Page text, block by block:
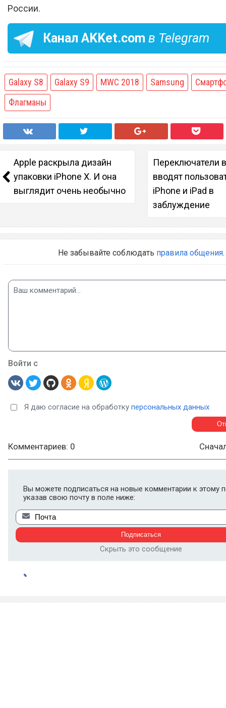
России.
Канал AKKet.com в Telegram
Galaxy S8 Galaxy S9 MWC 2018 Samsung
Флагманы
Apple раскрыла дизайн
упаковки iPhone X. И она
выглядит очень необычно
Переключатели
вводят
iPhone и iPad в
заблуждение
Не забывайте соблюдать правила общения.
Войти с
Я даю согласие на обработку персональных данных
Комментариев: 0
Вы можете подписаться на новые комментарии к этому
указав свою почту в поле ниже:
Скрыть это сообщение